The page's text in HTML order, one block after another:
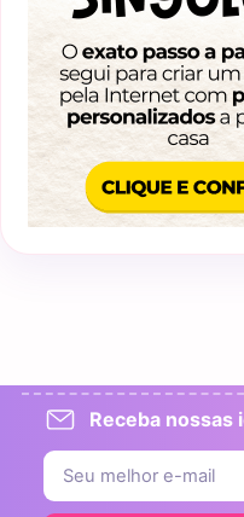
Receba nossas